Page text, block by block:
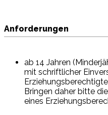
Anforderungen
ab 14 Jahren
mit schriftlicher
Bringen daher bitte
eines